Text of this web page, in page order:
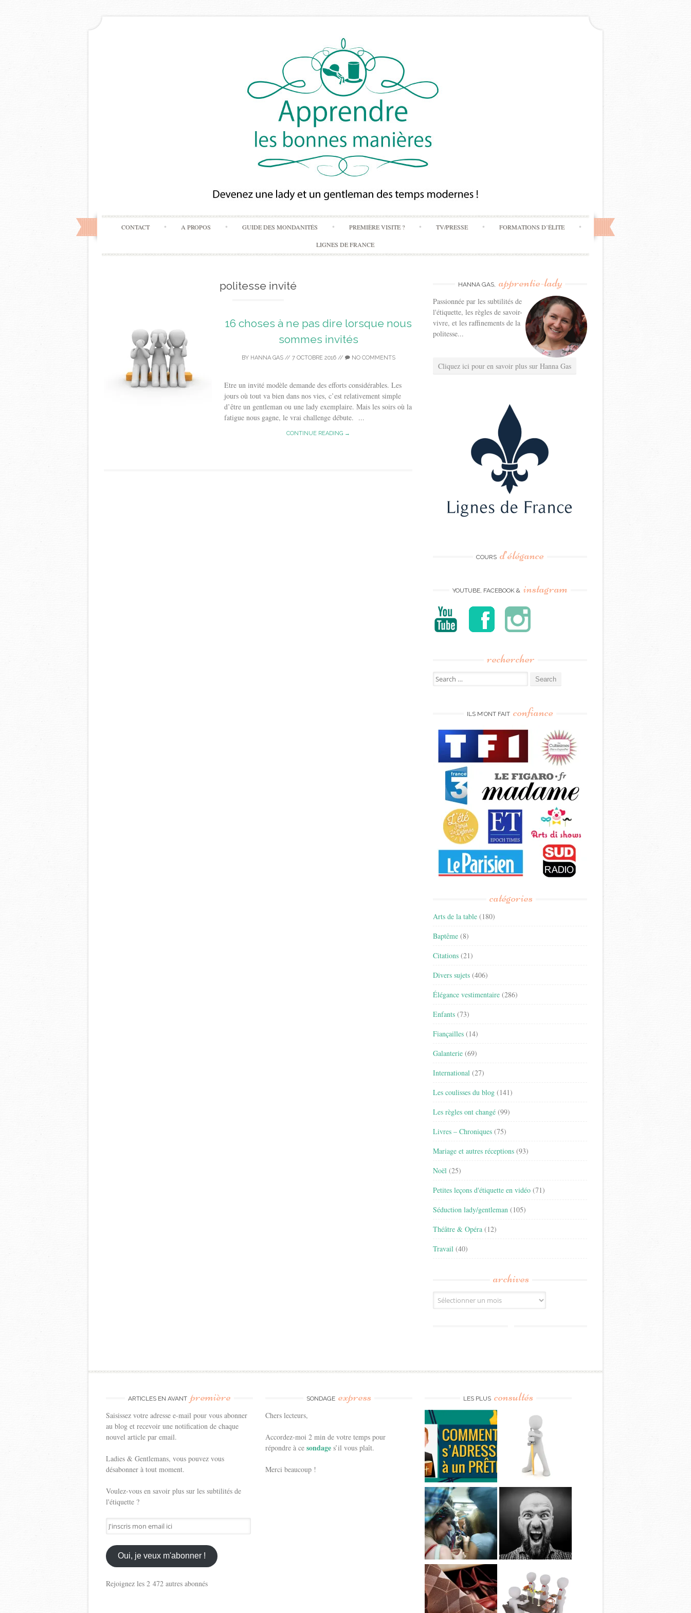
Skip
to
content
CONTACT A PROPOS GUIDE DES MONDANITÉS PREMIÈRE VISITE ? TV/PRESSE FORMATIONS D’ÉLITE
LIGNES DE FRANCE
politesse invité
16 choses à ne pas dire lorsque nous
sommes invités
BY HANNA GAS// 7 OCTOBRE 2016// NO COMMENTS
Etre un invité modèle demande des efforts considérables. Les
jours où tout va bien dans nos vies, c’est relativement simple
d’être un gentleman ou une lady exemplaire. Mais les soirs où la
fatigue nous gagne, le vrai challenge débute. ...
CONTINUE READING →
HANNA GAS, apprentie-lady
Passionnée par les subtilités de
l'étiquette, les règles de savoir-
vivre, et les raffinements de la
politesse...
Cliquez ici pour en savoir plus sur Hanna Gas
COURS d’élégance
YOUTUBE, FACEBOOK & instagram
rechercher
Search
for:
ILS M’ONT FAIT confiance
catégories
Arts de la table (180)
Baptême (8)
Citations (21)
Divers sujets (406)
Élégance vestimentaire (286)
Enfants (73)
Fiançailles (14)
Galanterie (69)
International (27)
Les coulisses du blog (141)
Les règles ont changé (99)
Livres – Chroniques (75)
Mariage et autres réceptions (93)
Noël (25)
Petites leçons d'étiquette en vidéo (71)
Séduction lady/gentleman (105)
Théâtre & Opéra (12)
Travail (40)
archives
Archives
ARTICLES EN AVANT première
Saisissez votre adresse e-mail pour vous abonner
au blog et recevoir une notification de chaque
nouvel article par email.
Ladies & Gentlemans, vous pouvez vous
désabonner à tout moment.
Voulez-vous en savoir plus sur les subtilités de
l'étiquette ?
J'inscris
mon
email
ici
Oui, je veux m'abonner !
Rejoignez les 2 472 autres abonnés
SONDAGE express
Chers lecteurs,
Accordez-moi 2 min de votre temps pour
répondre à cesondages’il vous plaît.
Merci beaucoup !
LES PLUS consultés